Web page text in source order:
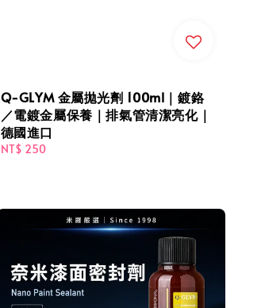
Q-GLYM 金屬拋光劑 100ml｜鍍鉻
／電鍍金屬保養｜排氣管清潔亮化｜
德國進口
Regular
NT$ 250